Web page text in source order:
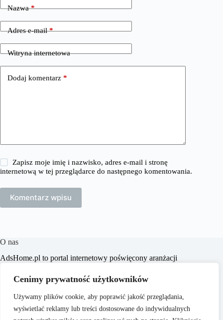
Cenimy prywatność użytkowników
Używamy plików cookie, aby poprawić jakość przeglądania,
wyświetlać reklamy lub treści dostosowane do indywidualnych
Nazwa*
Adres e-mail*
Witryna internetowa
Dodaj komentarz *
Zapisz moje imię i nazwisko, adres e-mail i stronę
internetową w tej przeglądarce do następnego komentowania.
Komentarz wpisu
O nas
​AdsHome.pl to portal internetowy poświęcony aranżacji
celem jest dostarczanie praktycznych wskazówek i inspiracji,
które pomogą czytelnikom w tworzeniu komfortowych i
stylowych przestrzeni życiowych.